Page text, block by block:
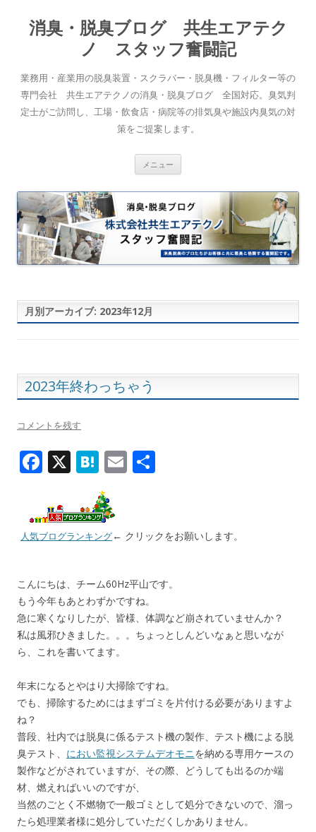
消臭・脱臭ブログ 共生エアテク
ノ スタッフ奮闘記
業務用・産業用の脱臭装置・スクラバー・脱臭機・フィルター等の
専門会社 共生エアテクノの消臭・脱臭ブログ 全国対応。臭気判
定士がご訪問し、工場・飲食店・病院等の排気臭や施設内臭気の対
策をご提案します。
メニュー
月別アーカイブ: 2023年12月
2023年終わっちゃう
コメントを残す
F
e
b
o
k
X H
at
e
n
E
l
人気ブログランキング← クリックをお願いします。
こんにちは、チーム60Hz平山です。
もう今年もあとわずかですね。
急に寒くなりしたが、皆様、体調など崩されていませんか？
私は風邪ひきました。。。ちょっとしんどいなぁと思いなが
ら、これを書いてます。
年末になるとやはり大掃除ですね。
でも、掃除するためにはまずゴミを片付ける必要がありますよ
ね？
普段、社内では脱臭に係るテスト機の製作、テスト機による脱
臭テスト、 におい監視システムデオモニを納める専用ケースの
製作などがされていますが、その際、どうしても出るのか端
材、燃えればいいのですが、
当然のごとく不燃物で一般ゴミとして処分できないので、溜っ
たら処理業者様に処分していただくしかありません。